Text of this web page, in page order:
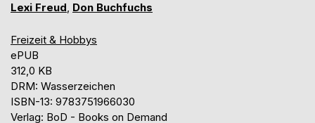
Lexi Freud, Don Buchfuchs
Freizeit & Hobbys
ePUB
312,0 KB
DRM: Wasserzeichen
ISBN-13: 9783751966030
Verlag: BoD - Books on Demand